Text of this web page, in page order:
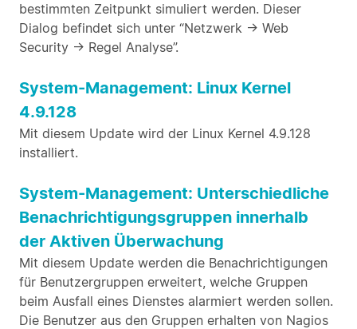
bestimmten Zeitpunkt simuliert werden. Dieser
Dialog befindet sich unter “Netzwerk -> Web
Security -> Regel Analyse”.
System-Management: Linux Kernel
4.9.128
Mit diesem Update wird der Linux Kernel 4.9.128
installiert.
System-Management: Unterschiedliche
Benachrichtigungsgruppen innerhalb
der Aktiven Überwachung
Mit diesem Update werden die Benachrichtigungen
für Benutzergruppen erweitert, welche Gruppen
beim Ausfall eines Dienstes alarmiert werden sollen.
Die Benutzer aus den Gruppen erhalten von Nagios